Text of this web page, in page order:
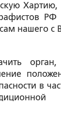
Хартию,
нашего с
в